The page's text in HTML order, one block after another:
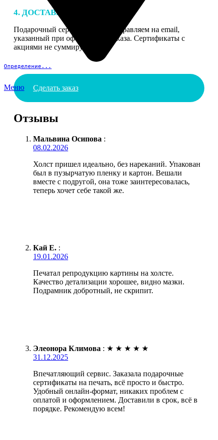
Определение...
Меню
4. ДОСТАВКА И ОПЛАТА
Подарочный сертификат мы отправляем на email,
указанный при оформлении заказа. Сертификаты с
акциями не суммируются.
Сделать заказ
Отзывы
Мальвина Осипова :
08.02.2026
Холст пришел идеально, без нареканий. Упакован
был в пузырчатую пленку и картон. Вешали
вместе с подругой, она тоже заинтересовалась,
теперь хочет себе такой же.
Кай Е. :
19.01.2026
Печатал репродукцию картины на холсте.
Качество детализации хорошее, видно мазки.
Подрамник добротный, не скрипит.
Элеонора Климова : ★ ★ ★ ★ ★
31.12.2025
Впечатляющий сервис. Заказала подарочные
сертификаты на печать, всё просто и быстро.
Удобный онлайн-формат, никаких проблем с
оплатой и оформлением. Доставили в срок, всё в
порядке. Рекомендую всем!